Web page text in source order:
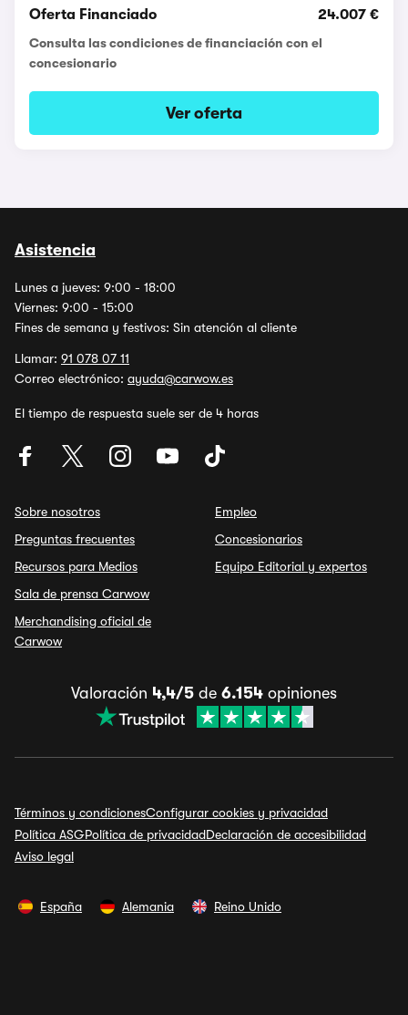
Oferta Financiado
24.007 €
Consulta las condiciones de financiación con el
concesionario
Ver oferta
Asistencia
Lunes a jueves: 9:00 - 18:00
Viernes: 9:00 - 15:00
Fines de semana y festivos: Sin atención al cliente
Llamar: 91 078 07 11
Correo electrónico: ayuda@carwow.es
El tiempo de respuesta suele ser de 4 horas
Sobre nosotros
Preguntas frecuentes
Recursos para Medios
Sala de prensa Carwow
Merchandising oficial de
Carwow
Empleo
Concesionarios
Equipo Editorial y expertos
Valoración 4,4/5 de 6.154 opiniones
Términos y condicionesConfigurar cookies y privacidad
Política ASGPolítica de privacidadDeclaración de accesibilidad
Aviso legal
España Alemania Reino Unido